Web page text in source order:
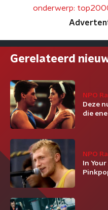
onderwerp:
Gerelateerd
NPO
Deze
die
NPO
In